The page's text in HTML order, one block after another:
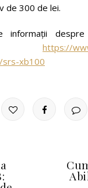
de 300 de lei.
informații despre
https://
srs-xb100